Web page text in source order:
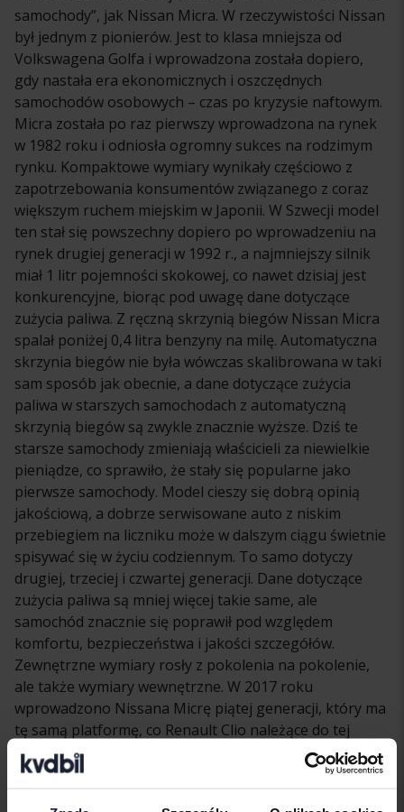
samochody”, jak Nissan Micra. W rzeczywistości Nissan
był jednym z pionierów. Jest to klasa mniejsza od
Volkswagena Golfa i wprowadzona została dopiero,
gdy nastała era ekonomicznych i oszczędnych
samochodów osobowych – czas po kryzysie naftowym.
Micra została po raz pierwszy wprowadzona na rynek
w 1982 roku i odniosła ogromny sukces na rodzimym
rynku. Kompaktowe wymiary wynikały częściowo z
zapotrzebowania konsumentów związanego z coraz
większym ruchem miejskim w Japonii. W Szwecji model
ten stał się powszechny dopiero po wprowadzeniu na
rynek drugiej generacji w 1992 r., a najmniejszy silnik
miał 1 litr pojemności skokowej, co nawet dzisiaj jest
konkurencyjne, biorąc pod uwagę dane dotyczące
zużycia paliwa. Z ręczną skrzynią biegów Nissan Micra
spalał poniżej 0,4 litra benzyny na milę. Automatyczna
skrzynia biegów nie była wówczas skalibrowana w taki
sam sposób jak obecnie, a dane dotyczące zużycia
paliwa w starszych samochodach z automatyczną
skrzynią biegów są zwykle znacznie wyższe. Dziś te
starsze samochody zmieniają właścicieli za niewielkie
pieniądze, co sprawiło, że stały się popularne jako
pierwsze samochody. Model cieszy się dobrą opinią
jakościową, a dobrze serwisowane auto z niskim
przebiegiem na liczniku może w dalszym ciągu świetnie
spisywać się w życiu codziennym. To samo dotyczy
drugiej, trzeciej i czwartej generacji. Dane dotyczące
zużycia paliwa są mniej więcej takie same, ale
samochód znacznie się poprawił pod względem
komfortu, bezpieczeństwa i jakości szczegółów.
Zewnętrzne wymiary rosły z pokolenia na pokolenie,
ale także wymiary wewnętrzne. W 2017 roku
wprowadzono Nissana Micrę piątej generacji, który ma
tę samą platformę, co Renault Clio należące do tej
samej klasy wielkości. Silnik benzynowy ma nadal
pojemność 1 litra, podczas gdy silnik wysokoprężny ma